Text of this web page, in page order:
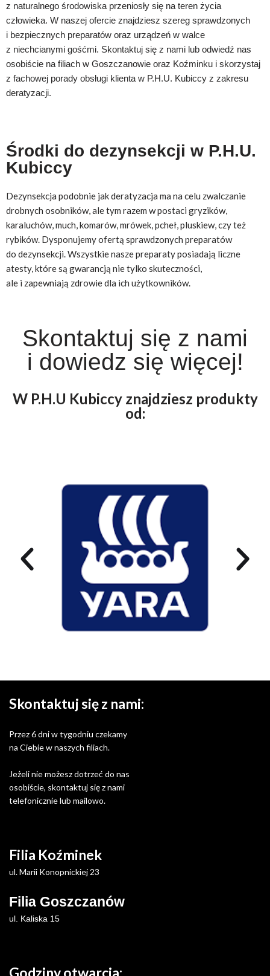
z naturalnego środowiska przeniosły się na teren życia
człowieka. W naszej ofercie znajdziesz szereg sprawdzonych
i bezpiecznych preparatów oraz urządzeń w walce
z niechcianymi gośćmi. Skontaktuj się z nami lub odwiedź nas
osobiście na filiach w Goszczanowie oraz Koźminku i skorzystaj
z fachowej porady obsługi klienta w P.H.U. Kubiccy z zakresu
deratyzacji.
Środki do dezynsekcji w P.H.U.
Kubiccy​
Dezynsekcja podobnie jak deratyzacja ma na celu zwalczanie
drobnych osobników, ale tym razem w postaci gryzików,
karaluchów, much, komarów, mrówek, pcheł, pluskiew, czy też
rybików. Dysponujemy ofertą sprawdzonych preparatów
do dezynsekcji. Wszystkie nasze preparaty posiadają liczne
atesty, które są gwarancją nie tylko skuteczności,
ale i zapewniają zdrowie dla ich użytkowników.
Skontaktuj się z nami
i dowiedz się więcej!
W P.H.U Kubiccy znajdziesz produkty
od:
Skontaktuj się z nami:
Przez 6 dni w tygodniu czekamy
na Ciebie w naszych filiach.
Jeżeli nie możesz dotrzeć do nas
osobiście, skontaktuj się z nami
telefonicznie lub mailowo.
Filia Koźminek
ul. Marii Konopnickiej 23
Filia Goszczanów
ul. Kaliska 15
Godziny otwarcia: